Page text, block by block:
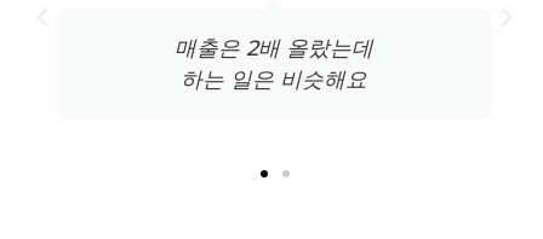
매출은 2배 올랐는데
하는 일은 비슷해요